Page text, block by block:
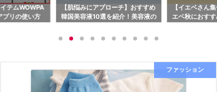
チ】おすすめ
介！美容液の
【イエベさん集合】イエベ春・イ
エベ秋におすすめアイシャドウパ
【ついに日本
ックなアイテ
ファッション